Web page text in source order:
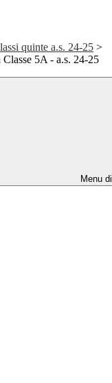
quinte a.s. 24-25 >
5A - a.s. 24-25
Menu